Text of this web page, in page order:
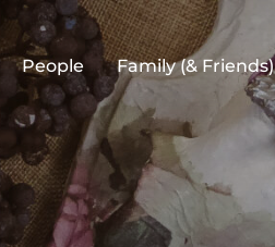
People Family (& Friends)